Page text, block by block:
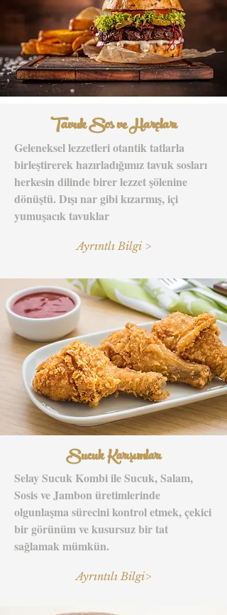
Tavuk Sos ve Harçları
Geleneksel lezzetleri otantik tatlarla
birleştirerek hazırladığımız tavuk sosları
herkesin dilinde birer lezzet şölenine
dönüştü. Dışı nar gibi kızarmış, içi
yumuşacık tavuklar
Ayrıntlı Bilgi >
Sucuk Karışımları
Selay Sucuk Kombi ile Sucuk, Salam,
Sosis ve Jambon üretimlerinde
olgunlaşma sürecini kontrol etmek, çekici
bir görünüm ve kusursuz bir tat
sağlamak mümkün.
Ayrıntılı Bilgi>